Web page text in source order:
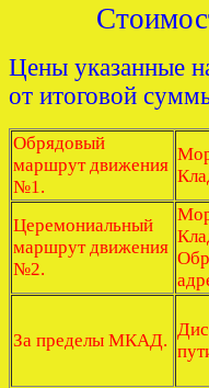
Цены указанные
от итоговой
Обрядовый
маршрут движения
№1.
Церемониальный
маршрут движения
№2.
За пределы МКАД.